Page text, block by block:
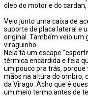
óleo do motor e do
Veio junto uma caixa de
suporte de placa lateral e
original. Também veio um
viraguinho.
Nela tá um escape
térmica encardida e feia
um pouco pra trás,
mãos na altura do ombro,
da Virago. Acho que é
um meio termo antes de